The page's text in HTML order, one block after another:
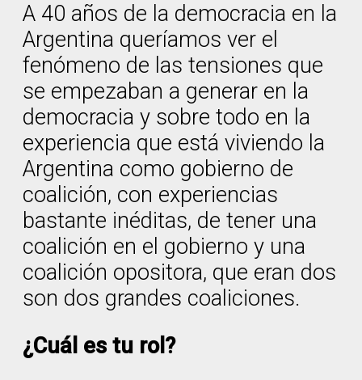
A 40 años de la democracia en la
Argentina queríamos ver el
fenómeno de las tensiones que
se empezaban a generar en la
democracia y sobre todo en la
experiencia que está viviendo la
Argentina como gobierno de
coalición, con experiencias
bastante inéditas, de tener una
coalición en el gobierno y una
coalición opositora, que eran dos
son dos grandes coaliciones.
¿Cuál es tu rol?